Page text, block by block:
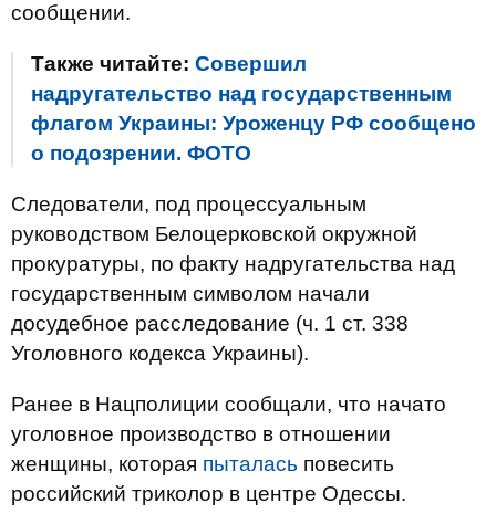
сообщении.
Также читайте: Совершил
надругательство над государственным
флагом Украины: Уроженцу РФ сообщено
о подозрении. ФОТО
Следователи, под процессуальным
руководством Белоцерковской окружной
прокуратуры, по факту надругательства над
государственным символом начали
досудебное расследование (ч. 1 ст. 338
Уголовного кодекса Украины).
Ранее в Нацполиции сообщали, что начато
уголовное производство в отношении
женщины, которая пыталась повесить
российский триколор в центре Одессы.